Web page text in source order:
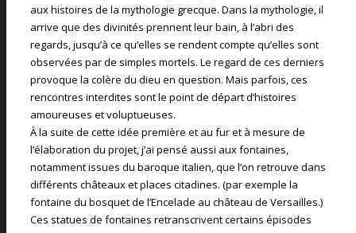
aux histoires de la mythologie grecque. Dans la mythologie, il
arrive que des divinités prennent leur bain, à l’abri des
regards, jusqu’à ce qu’elles se rendent compte qu’elles sont
observées par de simples mortels. Le regard de ces derniers
provoque la colère du dieu en question. Mais parfois, ces
rencontres interdites sont le point de départ d’histoires
amoureuses et voluptueuses.
À la suite de cette idée première et au fur et à mesure de
l’élaboration du projet, j’ai pensé aussi aux fontaines,
notamment issues du baroque italien, que l’on retrouve dans
différents châteaux et places citadines. (par exemple la
fontaine du bosquet de l’Encelade au château de Versailles.)
Ces statues de fontaines retranscrivent certains épisodes